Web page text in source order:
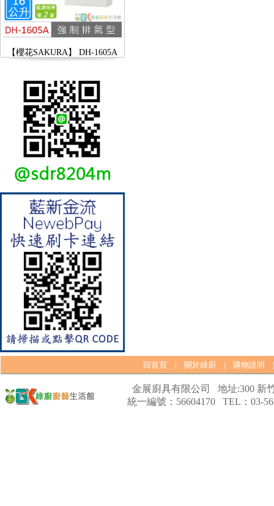
16公升/分 數位恆溫 LCD溫度設
定 分段火排
【林內Rinnai】 RB-L2600S(A)
彩焱系列 檯面式彩焱不銹鋼雙
口爐
回首頁 關於綠廚 購物說明
金展廚具有限公司 地址:300 新
統一編號：56604170 TEL：03-